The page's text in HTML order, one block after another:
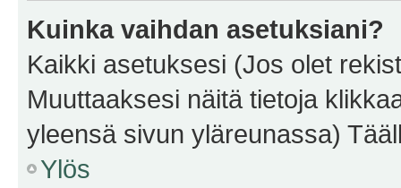
Kuinka vaihdan asetuksiani?
Kaikki asetuksesi (Jos olet
Muuttaaksesi näitä tietoja
yleensä sivun yläreunassa)
Ylös